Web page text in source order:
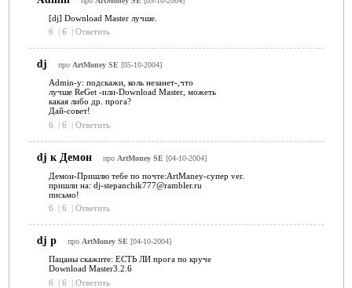
[dj] Download Master лучше.
6
| 6 | Ответить
dj про ArtMoney SE [05-10-2004]
Admin-у: подскажи, коль незанет-,что
лучше ReGet -или-Download Master, можеть
какая либо др. прога?
Дай-совет!
6
| 6 | Ответить
dj к Демон про ArtMoney SE [04-10-2004]
Демон-Пришлю тебе по почте:ArtManey-супер ver.
пришли на: dj-stepanchik777@rambler.ru
письмо!
6
| 6 | Ответить
dj p про ArtMoney SE [04-10-2004]
Пацаны скажите: ЕСТЬ ЛИ прога по круче
Download Master3.2.6
6
| 6 | Ответить